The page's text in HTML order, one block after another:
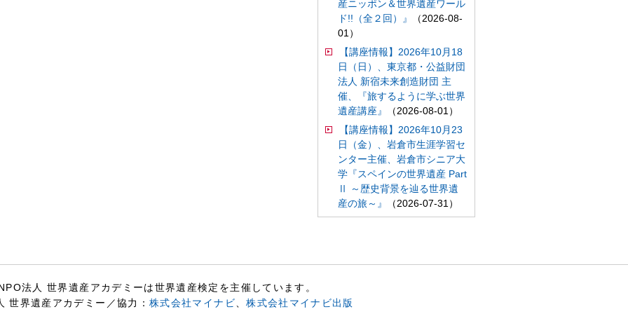
産ニッポン＆世界遺産ワール
ド!!（全２回）』
（2026-08-
01）
【講座情報】2026年10月18
日（日）、東京都・公益財団
法人 新宿未来創造財団 主
催、『旅するように学ぶ世界
遺産講座』
（2026-08-01）
【講座情報】2026年10月23
日（金）、岩倉市生涯学習セ
ンター主催、岩倉市シニア大
学『スペインの世界遺産 Part
Ⅱ ～歴史背景を辿る世界遺
産の旅～』
（2026-07-31）
法人 世界遺産アカデミーは世界遺産検定を主催しています。
世界遺産アカデミー／協力： 株式会社マイナビ 、株式会社マイナビ出版